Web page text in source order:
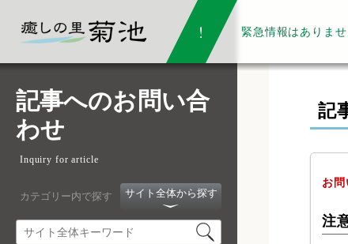
緊急情報はありま
記事へのお問い合
わせ
Inquiry for article
カテゴリー内で探す サイト全体から探す
記
お
注